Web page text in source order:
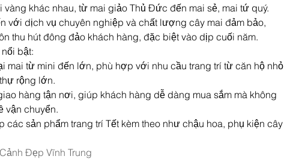
vàng khác nhau, từ mai giảo Thủ Đức đến mai sẻ, mai tứ quý.
với dịch vụ chuyên nghiệp và chất lượng cây mai đảm bảo,
thu hút đông đảo khách hàng, đặc biệt vào dịp cuối năm.
bật:
mai từ mini đến lớn, phù hợp với nhu cầu trang trí từ căn hộ nhỏ
rộng lớn.
hàng tận nơi, giúp khách hàng dễ dàng mua sắm mà không
vận chuyển.
các sản phẩm trang trí Tết kèm theo như chậu hoa, phụ kiện cây
Đẹp Vĩnh Trung